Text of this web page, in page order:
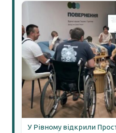
У Рівному відкрили